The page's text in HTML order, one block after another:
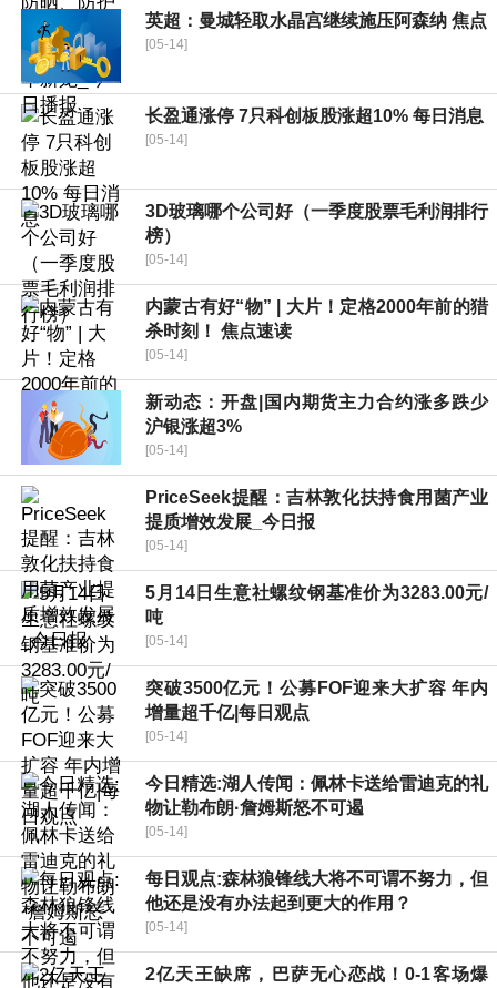
英超：曼城轻取水晶宫继续施压阿森纳 焦点
[05-14]
长盈通涨停 7只科创板股涨超10% 每日消息
[05-14]
3D玻璃哪个公司好（一季度股票毛利润排行
榜）
[05-14]
内蒙古有好“物” | 大片！定格2000年前的猎
杀时刻！ 焦点速读
[05-14]
新动态：开盘|国内期货主力合约涨多跌少
沪银涨超3%
[05-14]
PriceSeek提醒：吉林敦化扶持食用菌产业
提质增效发展_今日报
[05-14]
5月14日生意社螺纹钢基准价为3283.00元/
吨
[05-14]
突破3500亿元！公募FOF迎来大扩容 年内
增量超千亿|每日观点
[05-14]
今日精选:湖人传闻：佩林卡送给雷迪克的礼
物让勒布朗·詹姆斯怒不可遏
[05-14]
每日观点:森林狼锋线大将不可谓不努力，但
他还是没有办法起到更大的作用？
[05-14]
2亿天王缺席，巴萨无心恋战！0-1客场爆